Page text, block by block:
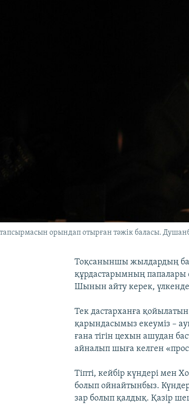
орындап отырған тәжік баласы.
Тоқсаныншы жылдардың
құрдастарымның папалары
Шынын айту керек,
Тек дастарханға
қарындасымыз екеуміз –
ғана тігін цехын ашудан
айналып шыға келген
Тіпті, кейбір күндері
болып ойнайтынбыз.
зар болып қалдық. Қазір